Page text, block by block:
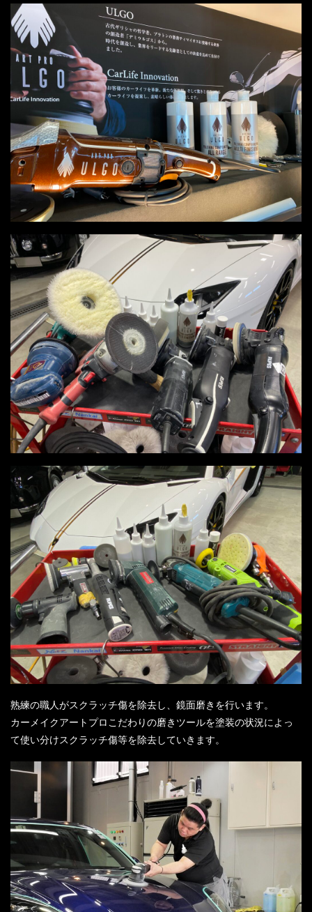
熟練の職人がスクラッチ傷を除去し、鏡面磨きを行います。
カーメイクアートプロこだわりの磨きツールを塗装の状況によっ
て使い分けスクラッチ傷等を除去していきます。